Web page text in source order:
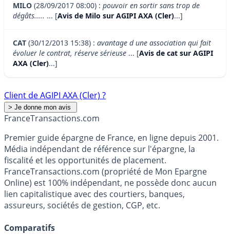
MILO (28/09/2017 08:00) : pouvoir en sortir sans trop de
dégâts..... ... [Avis de Milo sur AGIPI AXA (Cler)...]
CAT (30/12/2013 15:38) : avantage d une association qui fait
évoluer le contrat, réserve sérieuse ... [Avis de cat sur AGIPI
AXA (Cler)...]
Client de AGIPI AXA (Cler) ?
FranceTransactions.com
Premier guide épargne de France, en ligne depuis 2001.
Média indépendant de référence sur l'épargne, la
fiscalité et les opportunités de placement.
FranceTransactions.com (propriété de Mon Epargne
Online) est 100% indépendant, ne possède donc aucun
lien capitalistique avec des courtiers, banques,
assureurs, sociétés de gestion, CGP, etc.
Comparatifs